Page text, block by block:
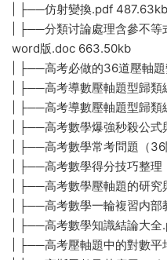
| ├──仿射變換.pdf 487.63kb
| ├──分類讨論處理含參不
word版.doc 663.50kb
| ├──高考必做的36道壓軸
| ├──高考導數壓軸題型歸
| ├──高考導數壓軸題型歸
| ├──高考數學爆強秒殺公
| ├──高考數學常考問題（
| ├──高考數學得分技巧整
| ├──高考數學壓軸題的研
| ├──高考數學一輪複習内
| ├──高考數學知識結論大全
| ├──高考壓軸題中的對數